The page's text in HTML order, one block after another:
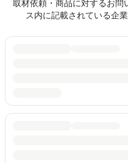
取材依頼・商品に対するお問
ス内に記載されている企